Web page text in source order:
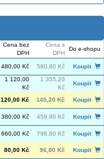
Cena bez
DPH
Cena s
DPH
Do e-shopu
480,00 Kč 580,80 Kč
Koupit
1 120,00
Kč
1 355,20
Kč
Koupit
120,00 Kč 145,20 Kč
Koupit
380,00 Kč 459,80 Kč
Koupit
660,00 Kč 798,60 Kč
Koupit
80,00 Kč 96,80 Kč
Koupit